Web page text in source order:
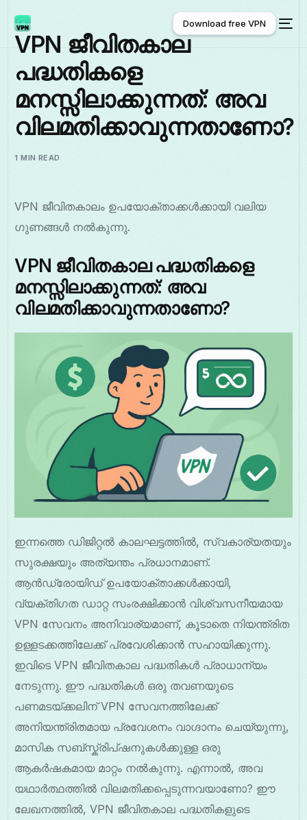
മലയാളം
Download free VPN
Download free VPN
VPN ജീവിതകാല
പദ്ധതികളെ
മനസ്സിലാക്കുന്നത്: അവ
വിലമതിക്കാവുന്നതാണോ?
1 MIN READ
VPN ജീവിതകാലം ഉപയോക്താക്കൾക്കായി വലിയ
ഗുണങ്ങൾ നൽകുന്നു.
VPN ജീവിതകാല പദ്ധതികളെ
മനസ്സിലാക്കുന്നത്: അവ
വിലമതിക്കാവുന്നതാണോ?
ഇന്നത്തെ ഡിജിറ്റൽ കാലഘട്ടത്തിൽ, സ്വകാര്യതയും
സുരക്ഷയും അത്യന്തം പ്രധാനമാണ്.
ആൻഡ്രോയിഡ് ഉപയോക്താക്കൾക്കായി,
വ്യക്തിഗത ഡാറ്റ സംരക്ഷിക്കാൻ വിശ്വസനീയമായ
VPN സേവനം അനിവാര്യമാണ്, കൂടാതെ നിയന്ത്രിത
ഉള്ളടക്കത്തിലേക്ക് പ്രവേശിക്കാൻ സഹായിക്കുന്നു.
ഇവിടെ VPN ജീവിതകാല പദ്ധതികൾ പ്രാധാന്യം
നേടുന്നു. ഈ പദ്ധതികൾ ഒരു തവണയുടെ
പണമടയ്ക്കലിന് VPN സേവനത്തിലേക്ക്
അനിയന്ത്രിതമായ പ്രവേശനം വാഗ്ദാനം ചെയ്യുന്നു,
മാസിക സബ്സ്ക്രിപ്ഷനുകൾക്കുള്ള ഒരു
ആകർഷകമായ മാറ്റം നൽകുന്നു. എന്നാൽ, അവ
യഥാർത്ഥത്തിൽ വിലമതിക്കപ്പെടുന്നവയാണോ? ഈ
ലേഖനത്തിൽ, VPN ജീവിതകാല പദ്ധതികളുടെ